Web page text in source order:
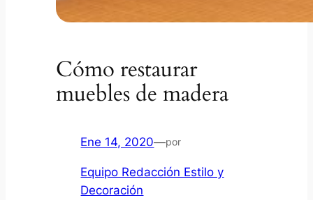
Cómo restaurar
muebles de madera
Ene 14, 2020—por
Equipo Redacción Estilo y
Decoración